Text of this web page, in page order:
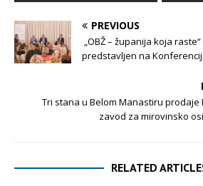
PREVIOUS
„OBŽ – županija koja
predstavljen na
Tri stana u Belom Manastiru prodaje
zavod za mirovinsko
RELATED